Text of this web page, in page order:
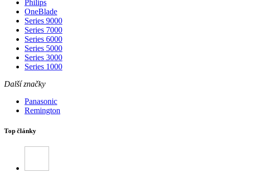
Philips
OneBlade
Series 9000
Series 7000
Series 6000
Series 5000
Series 3000
Series 1000
Další značky
Panasonic
Remington
Top články